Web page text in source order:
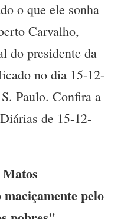
o que ele sonha
Carvalho,
do presidente da
no dia 15-12-
Paulo. Confira a
de 15-12-
pelo